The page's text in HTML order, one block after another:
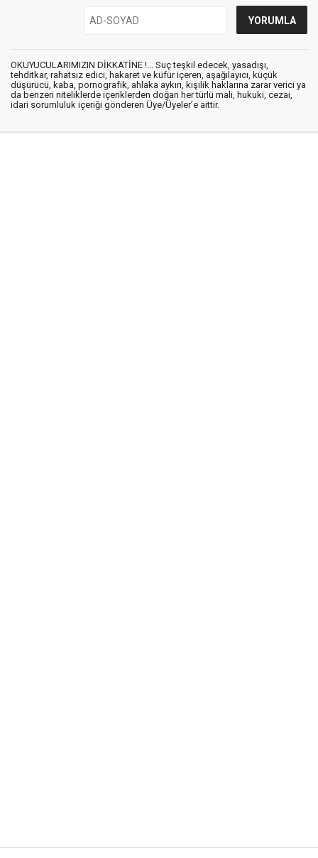
OKUYUCULARIMIZIN DİKKATİNE !... Suç teşkil edecek, yasadışı,
tehditkar, rahatsız edici, hakaret ve küfür içeren, aşağılayıcı, küçük
düşürücü, kaba, pornografik, ahlaka aykırı, kişilik haklarına zarar verici ya
da benzeri niteliklerde içeriklerden doğan her türlü mali, hukuki, cezai,
idari sorumluluk içeriği gönderen Üye/Üyeler’e aittir.